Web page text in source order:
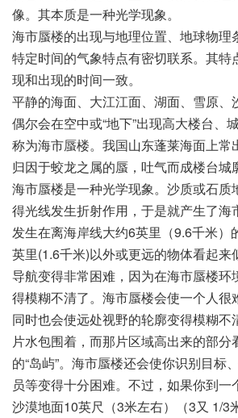
像。其本质是一种光学现象。
海市蜃楼的出现与地理位置、地球物理
特定时间的气象特点有密切联系。其特
现和出现的时间一致。
平静的海面、大江江面、湖面、雪原、
偶尔会在空中或“地下”出现高大楼台、
称为海市蜃楼。我国山东蓬莱海面上常
归因于蛟龙之属的蜃，吐气而成楼台城
海市蜃楼是一种光学现象。沙质或石质
得光线发生折射作用，于是就产生了海
发生在离海岸线大约6英里（9.6千米）
英里(1.6千米)以外或更远的物体看起来
导航变得非常困难，因为在海市蜃楼环
得模糊不清了。海市蜃楼会使一个人很
同时也会使远处视野的轮廓变得模糊不
片水包围着，而那片区域高出来的部分
的“岛屿”。海市蜃楼还会使你识别目标
员等变得十分困难。不过，如果你到一
沙漠地面10英尺（3米左右）（3又 1/3